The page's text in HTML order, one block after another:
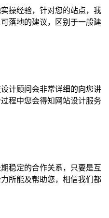
操经验，针对您的站点，我
落地的建议，区别于一般建
计顾问会非常详细的向您讲
程中您会得知网站设计服务
稳定的合作关系，只要是互
所能及帮助您，相信我们都